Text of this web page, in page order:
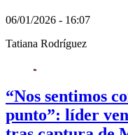
06/01/2026 - 16:07
Tatiana Rodríguez
“Nos sentimos
punto”: líder